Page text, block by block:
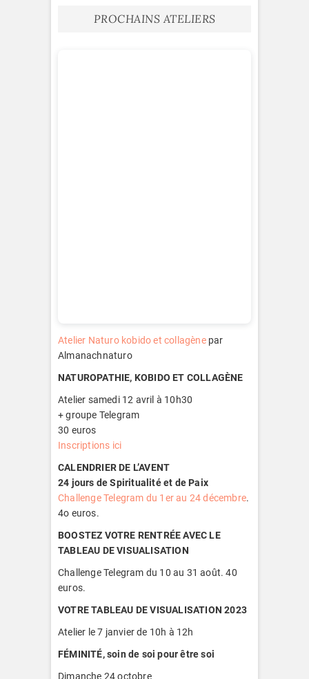
PROCHAINS ATELIERS
Atelier Naturo kobido et collagènepar
Almanachnaturo
NATUROPATHIE, KOBIDO ET COLLAGÈNE
Atelier samedi 12 avril à 10h30
+ groupe Telegram
30 euros
Inscriptions ici
CALENDRIER DE L’AVENT
24 jours de Spiritualité et de Paix
Challenge Telegram du 1er au 24 décembre.
4o euros.
BOOSTEZ VOTRE RENTRÉE AVEC LE
TABLEAU DE VISUALISATION
Challenge Telegram du 10 au 31 août. 40
euros.
VOTRE TABLEAU DE VISUALISATION 2023
Atelier le 7 janvier de 10h à 12h
FÉMINITÉ, soin de soi pour être soi
Dimanche 24 octobre